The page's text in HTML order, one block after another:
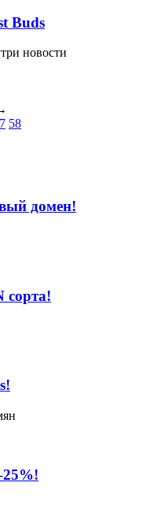
Buds
новости
58
домен!
сорта!